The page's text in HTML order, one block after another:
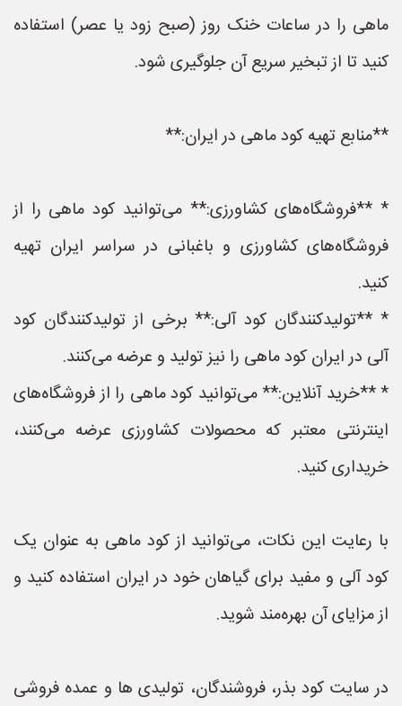
ماهی را در ساعات خنک روز (صبح زود یا عصر) استفاده
کنید تا از تبخیر سریع آن جلوگیری شود.
**منابع تهیه کود ماهی در ایران:**
* **فروشگاه‌های کشاورزی:** می‌توانید کود ماهی را از
فروشگاه‌های کشاورزی و باغبانی در سراسر ایران تهیه
کنید.
* **تولیدکنندگان کود آلی:** برخی از تولیدکنندگان کود
آلی در ایران کود ماهی را نیز تولید و عرضه می‌کنند.
* **خرید آنلاین:** می‌توانید کود ماهی را از فروشگاه‌های
اینترنتی معتبر که محصولات کشاورزی عرضه می‌کنند،
خریداری کنید.
با رعایت این نکات، می‌توانید از کود ماهی به عنوان یک
کود آلی و مفید برای گیاهان خود در ایران استفاده کنید و
از مزایای آن بهره‌مند شوید.
در سایت کود بذر، فروشندگان، تولیدی ها و عمده فروشی